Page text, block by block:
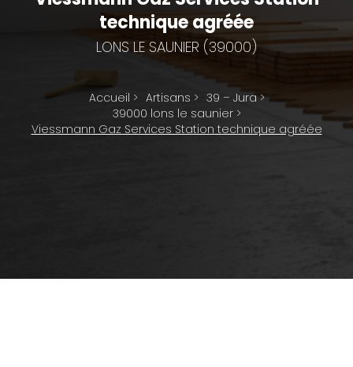
technique agréée
LONS LE SAUNIER (39000)
Accueil > Artisans > 39 – Jura >
39000 lons le saunier >
Viessmann Gaz Services Station technique agréée